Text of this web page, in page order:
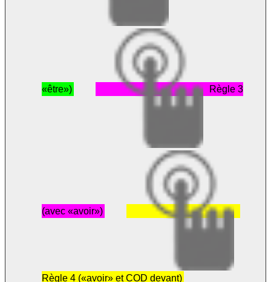
«être») Règle 3
(avec «avoir»)
Règle 4 («avoir» et COD devant)